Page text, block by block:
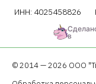
© 2014 — 2026 ООО
ИНН: 4025458826
в